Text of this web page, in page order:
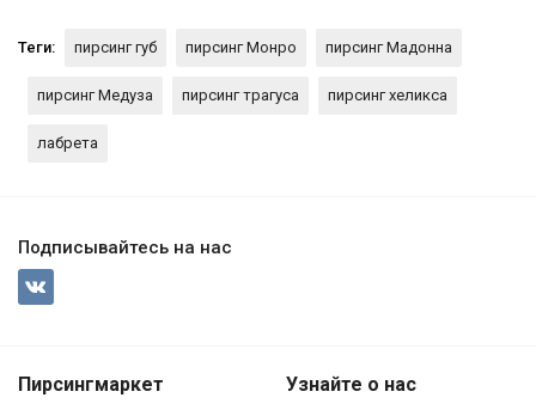
Теги: пирсинг губ пирсинг Монро пирсинг Мадонна
пирсинг Медуза пирсинг трагуса пирсинг хеликса
лабрета
Подписывайтесь на нас
Пирсингмаркет Узнайте о нас